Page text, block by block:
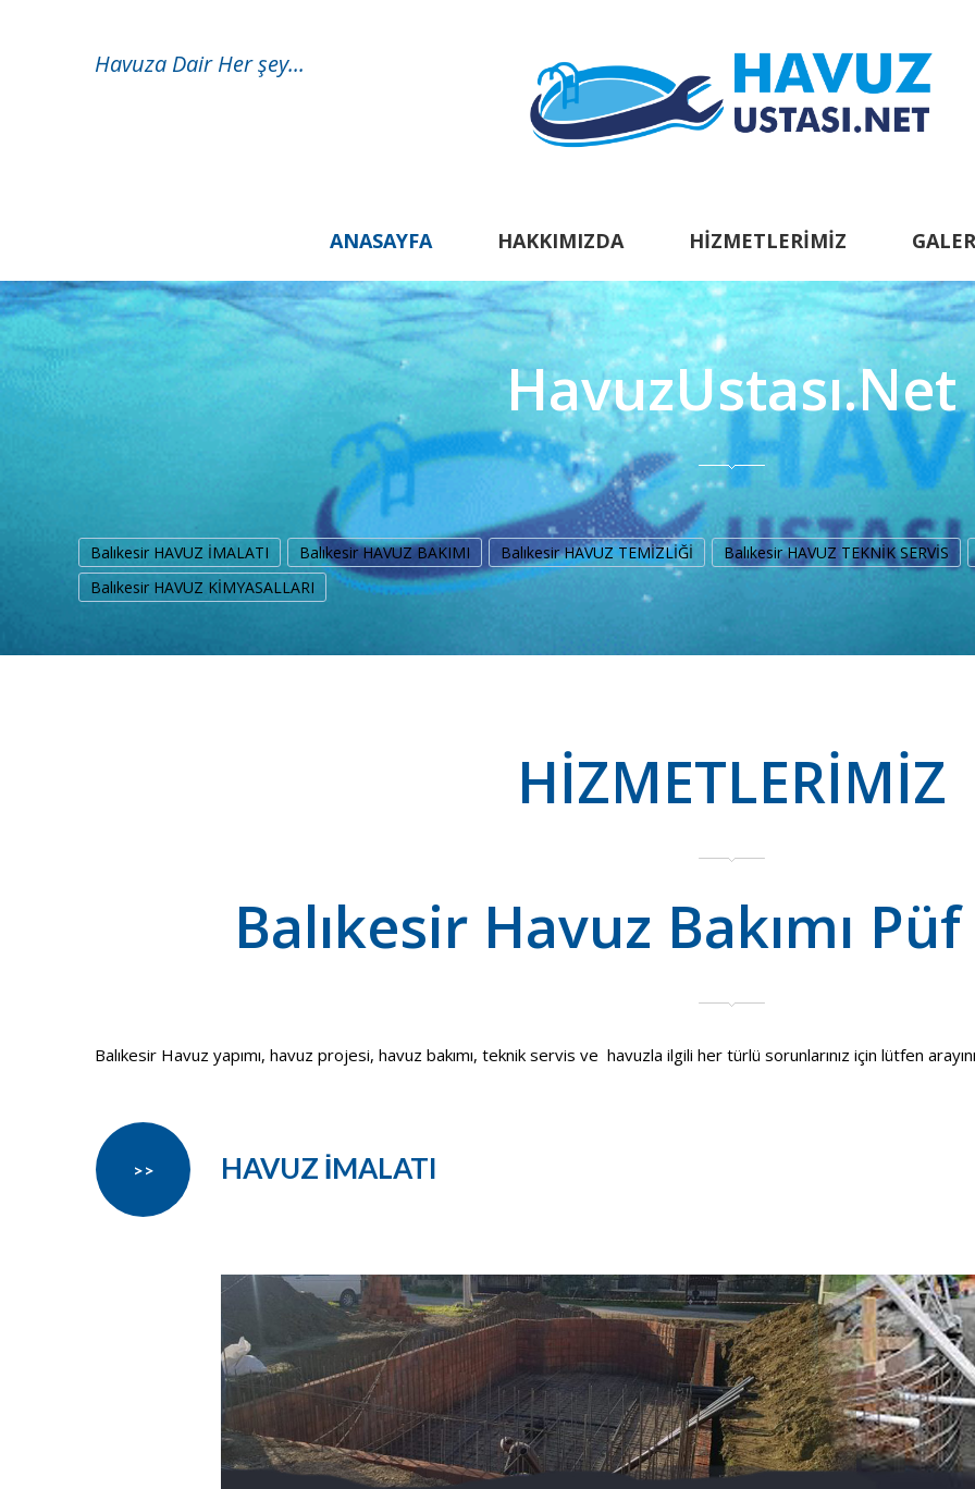
Havuza Dair Her şey...
ANASAYFA HAKKIMIZDA HIZMETLERIMIZ
HavuzUstası.Net
Balıkesir HAVUZ İMALATI Balıkesir HAVUZ BAKIMI Balıkesir HAVUZ TEMİZLİĞİ
Balıkesir HAVUZ TEKNİK SERVİS
Balıkesir HAVUZ KİMYASALLARI
HİZMETLERİMİZ
Balıkesir Havuz Bakımı
Balıkesir Havuz yapımı, havuz projesi, havuz bakımı, teknik servis ve havuzla ilgili her türlü sorunlarınız için lütfen
HAVUZ İMALATI
>>